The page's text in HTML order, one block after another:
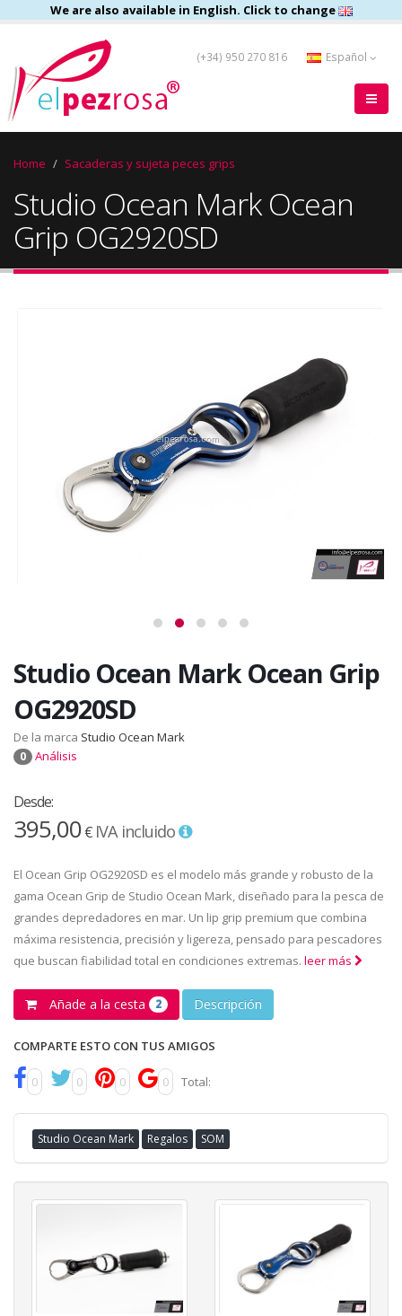
We are also available in English. Click to change
(+34) 950 270 816 Español
Home Sacaderas y sujeta peces grips
Studio Ocean Mark Ocean
Grip OG2920SD
Studio Ocean Mark Ocean Grip
OG2920SD
De la marca Studio Ocean Mark
0 Análisis
Desde:
395,00€ IVA incluido
El Ocean Grip OG2920SD es el modelo más grande y robusto de la
gama Ocean Grip de Studio Ocean Mark, diseñado para la pesca de
grandes depredadores en mar. Un lip grip premium que combina
máxima resistencia, precisión y ligereza, pensado para pescadores
que buscan fiabilidad total en condiciones extremas. leer más
Añade a la cesta 2 Descripción
COMPARTE ESTO CON TUS AMIGOS
0 0 0 0 Total:
Studio Ocean Mark Regalos SOM